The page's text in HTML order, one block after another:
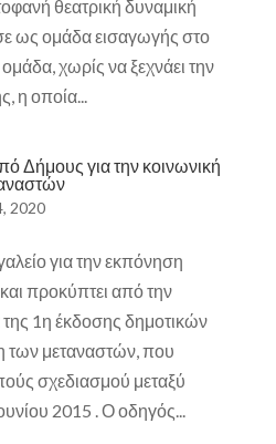
θεατρική δυναμική
ως ομάδα εισαγωγής στο
χωρίς να ξεχνάει την
η οποία...
Δήμους για την κοινωνική
2020
για την εκπόνηση
προκύπτει από την
της 1η έκδοσης δημοτικών
των μεταναστών, που
σχεδιασμού μεταξύ
2015 . Ο οδηγός...